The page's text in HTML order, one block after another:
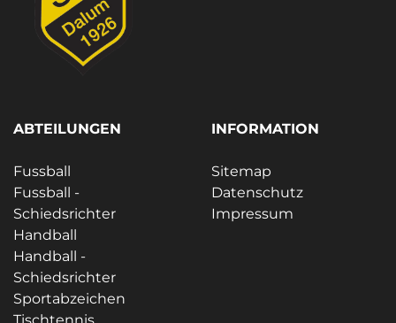
ABTEILUNGEN
Fussball
Fussball -
Schiedsrichter
Handball
Handball -
Schiedsrichter
Sportabzeichen
Tischtennis
INFORMATION
Sitemap
Datenschutz
Impressum